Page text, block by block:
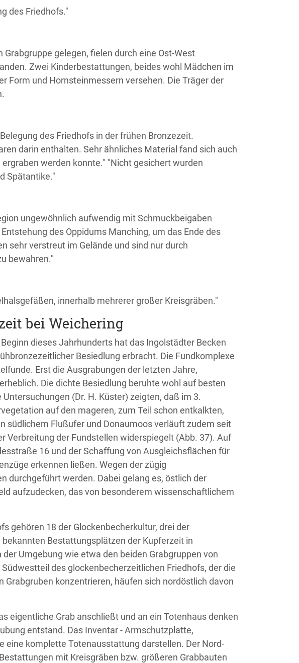
des Friedhofs."
gelegen, fielen durch eine Ost-West
Zwei Kinderbestattungen, beides wohl Mädchen im
Form und Hornsteinmessern versehen. Die Träger der
des Friedhofs in der frühen Bronzezeit.
darin enthalten. Sehr ähnliches Material fand sich auch
werden konnte." "Nicht gesichert wurden
Spätantike."
ungewöhnlich aufwendig mit Schmuckbeigaben
des Oppidums Manching, um das Ende des
sehr verstreut im Gelände und sind nur durch
bewahren."
innerhalb mehrerer großer Kreisgräben."
bei Weichering
dieses Jahrhunderts hat das Ingolstädter Becken
Besiedlung erbracht. Die Fundkomplexe
Erst die Ausgrabungen der letzten Jahre,
Die dichte Besiedlung beruhte wohl auf besten
(Dr. H. Küster) zeigten, daß im 3.
auf den mageren, zum Teil schon entkalkten,
südlichem Flußufer und Donaumoos verläuft zudem seit
Verbreitung der Fundstellen widerspiegelt (Abb. 37). Auf
16 und der Schaffung von Ausgleichsflächen für
erkennen ließen. Wegen der zügig
durchgeführt werden. Dabei gelang es, östlich der
aufzudecken, das von besonderem wissenschaftlichem
gehören 18 der Glockenbecherkultur, drei der
Bestattungsplätzen der Kupferzeit in
Umgebung wie etwa den beiden Grabgruppen von
des glockenbecherzeitlichen Friedhofs, der die
konzentrieren, häufen sich nordöstlich davon
eigentliche Grab anschließt und an ein Totenhaus denken
entstand. Das Inventar - Armschutzplatte,
eine komplette Totenausstattung darstellen. Der Nord-
mit Kreisgräben bzw. größeren Grabbauten